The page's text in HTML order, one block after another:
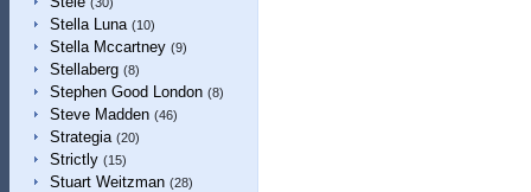
Stella Luna (10)
Stella Mccartney (9)
Stellaberg (8)
Stephen Good London (8)
Steve Madden (46)
Strategia (20)
Strictly (15)
Stuart Weitzman (28)